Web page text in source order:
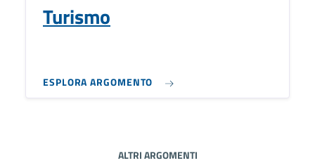
Turismo
ESPLORA ARGOMENTO
ALTRI ARGOMENTI